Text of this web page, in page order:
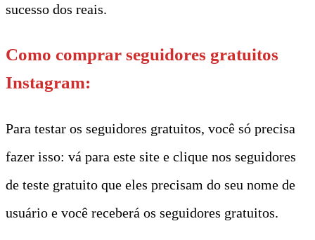
sucesso dos reais.
Como comprar seguidores gratuitos
Instagram:
Para testar os seguidores gratuitos, você só precisa
fazer isso: vá para este site e clique nos seguidores
de teste gratuito que eles precisam do seu nome de
usuário e você receberá os seguidores gratuitos.